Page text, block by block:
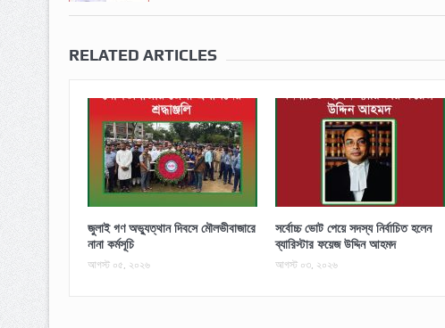
RELATED ARTICLES
জুলাই গণ অভ্যুত্থান দিবসে মৌলভীবাজারে
নানা কর্মসূচি
আগস্ট ০৫, ২০২৬
সর্বোচ্চ ভোট পেয়ে সদস্য নির্বাচিত হলেন
ব্যারিস্টার ফয়েজ উদ্দিন আহমদ
আগস্ট ০৩, ২০২৬